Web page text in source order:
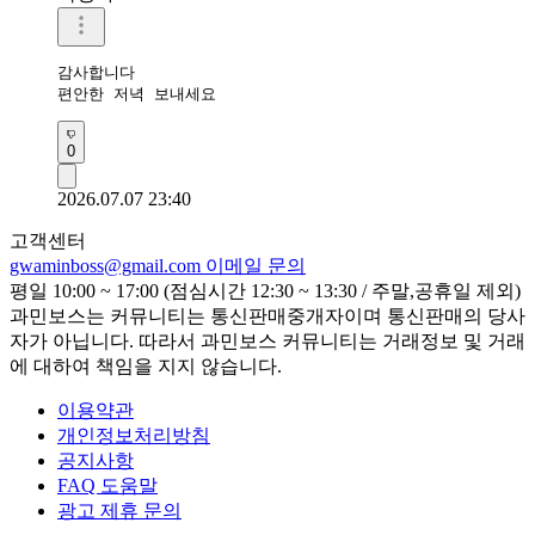
감사합니다
편안한 저녁 보내세요
0
2026.07.07 23:40
고객센터
gwaminboss@gmail.com 이메일 문의
평일 10:00 ~ 17:00 (점심시간 12:30 ~ 13:30 / 주말,공휴일 제외)
과민보스는 커뮤니티는 통신판매중개자이며 통신판매의 당사
자가 아닙니다. 따라서 과민보스 커뮤니티는 거래정보 및 거래
에 대하여 책임을 지지 않습니다.
이용약관
개인정보처리방침
공지사항
FAQ 도움말
광고 제휴 문의